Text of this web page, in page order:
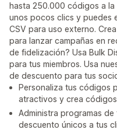
hasta 250.000 códigos a
unos pocos clics y puedes
CSV para uso externo.
para lanzar campañas en
de fidelización? Usa Bulk
para tus miembros. Usa
de descuento para tus
Personaliza tus códigos
atractivos y crea
Administra programas
descuento únicos a tus